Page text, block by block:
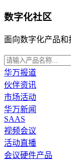
数字化社区
面向数字化产品
华万报道
伙伴资讯
市场活动
华万新闻
SAAS
视频会议
活动直播
会议硬件产品